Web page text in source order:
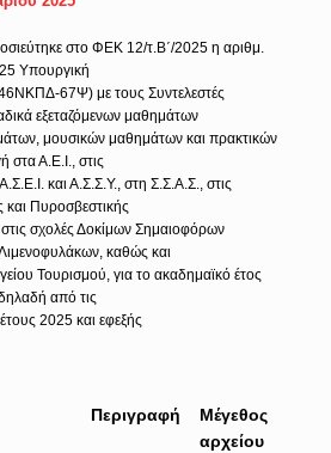
στο ΦΕΚ 12/τ.Β΄/2025 η αριθμ.
Υπουργική
67Ψ) με τους Συντελεστές
εξεταζόμενων μαθημάτων
μουσικών μαθημάτων και πρακτικών
στα Α.Ε.Ι., στις
και Α.Σ.Σ.Υ., στη Σ.Σ.Α.Σ., στις
και Πυροσβεστικής
σχολές Δοκίμων Σημαιοφόρων
καθώς και
Τουρισμού, για το ακαδημαϊκό έτος
από τις
2025 και εφεξής
Περιγραφή
Μέγεθος
αρχείου